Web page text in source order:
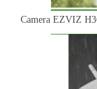
Camera EZVIZ